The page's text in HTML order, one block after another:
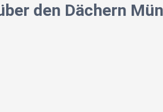
den Dächern